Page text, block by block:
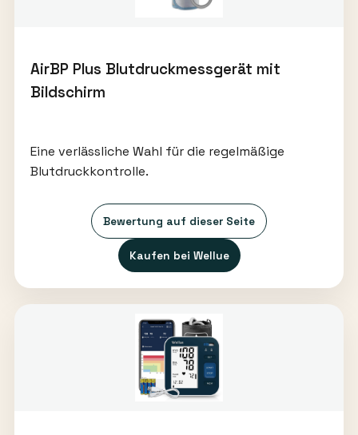
AirBP Plus Blutdruckmessgerät mit
Bildschirm
Eine verlässliche Wahl für die regelmäßige
Blutdruckkontrolle.
Bewertung auf dieser Seite
Kaufen bei Wellue